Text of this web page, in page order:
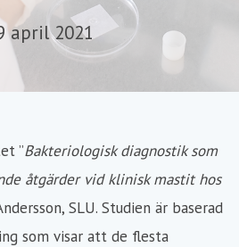
april 2021
”Bakteriologisk diagnostik som
åtgärder vid klinisk mastit hos
SLU. Studien är baserad
som visar att de flesta